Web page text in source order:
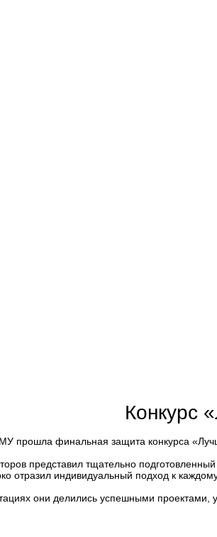
Конкурс
прошла финальная защита конкурса
представил тщательно
отразил индивидуальный подход к
они делились успешными